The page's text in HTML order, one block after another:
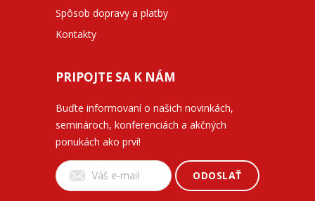
Spôsob dopravy a platby
Kontakty
PRIPOJTE SA K NÁM
Buďte informovaní o našich novinkách,
seminároch, konferenciách a akčných
ponukách ako prví!
ODOSLAŤ